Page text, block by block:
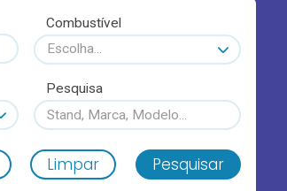
Combustível
Escolha...
Pesquisa
Limpar Pesquisar